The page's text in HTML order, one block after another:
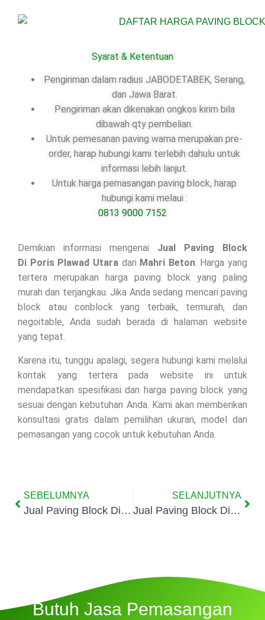
Syarat & Ketentuan
Pengiriman dalam radius JABODETABEK, Serang,
dan Jawa Barat.
Pengiriman akan dikenakan ongkos kirim bila
dibawah qty pembelian.
Untuk pemesanan paving warna merupakan pre-
order, harap hubungi kami terlebih dahulu untuk
informasi lebih lanjut.
Untuk harga pemasangan paving block, harap
hubungi kami melaui :
0813 9000 7152
Demikian informasi mengenai Jual Paving Block
Di Poris Plawad Utara dari Mahri Beton. Harga yang
tertera merupakan harga paving block yang paling
murah dan terjangkau. Jika Anda sedang mencari paving
block atau conblock yang terbaik, termurah, dan
negoitable, Anda sudah berada di halaman website
yang tepat.
Karena itu, tunggu apalagi, segera hubungi kami melalui
kontak yang tertera pada website ini untuk
mendapatkan spesifikasi dan harga paving block yang
sesuai dengan kebutuhan Anda. Kami akan memberikan
konsultasi gratis dalam pemilihan ukuran, model dan
pemasangan yang cocok untuk kebutuhan Anda.
SEBELUMNYA
Jual Paving Block Di Poris Plawad Indah
SELANJUTNYA
Jual Paving Block Di Alam Jaya
Butuh Jasa Pemasangan